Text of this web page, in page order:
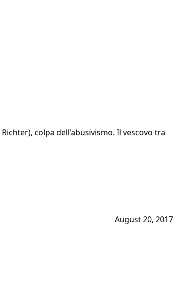
colpa dell'abusivismo. Il vescovo tra
August 20, 2017